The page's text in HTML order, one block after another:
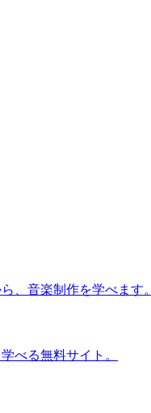
、音楽制作を学べます。
べる無料サイト。